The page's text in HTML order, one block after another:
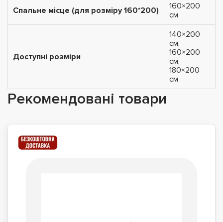
Спальне місце (для розміру 160*200)
160×200
см
Доступні розміри
140×200
см,
160×200
см,
180×200
см
Рекомендовані товари